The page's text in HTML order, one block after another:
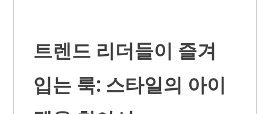
트렌드 리더들이 즐겨
입는 룩: 스타일의 아이